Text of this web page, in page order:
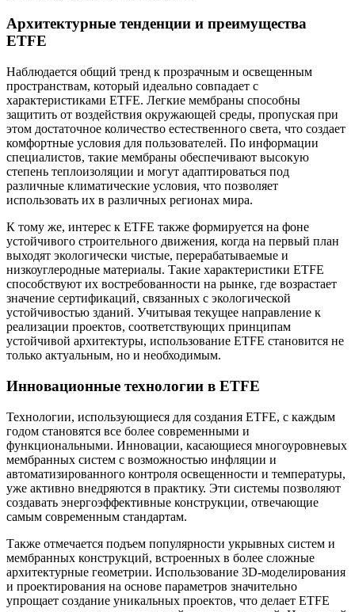
Архитектурные тенденции и преимущества
ETFE
Наблюдается общий тренд к прозрачным и освещенным
пространствам, который идеально совпадает с
характеристиками ETFE. Легкие мембраны способны
защитить от воздействия окружающей среды, пропуская при
этом достаточное количество естественного света, что создает
комфортные условия для пользователей. По информации
специалистов, такие мембраны обеспечивают высокую
степень теплоизоляции и могут адаптироваться под
различные климатические условия, что позволяет
использовать их в различных регионах мира.
К тому же, интерес к ETFE также формируется на фоне
устойчивого строительного движения, когда на первый план
выходят экологически чистые, перерабатываемые и
низкоуглеродные материалы. Такие характеристики ETFE
способствуют их востребованности на рынке, где возрастает
значение сертификаций, связанных с экологической
устойчивостью зданий. Учитывая текущее направление к
реализации проектов, соответствующих принципам
устойчивой архитектуры, использование ETFE становится не
только актуальным, но и необходимым.
Инновационные технологии в ETFE
Технологии, использующиеся для создания ETFE, с каждым
годом становятся все более современными и
функциональными. Инновации, касающиеся многоуровневых
мембранных систем с возможностью инфляции и
автоматизированного контроля освещенности и температуры,
уже активно внедряются в практику. Эти системы позволяют
создавать энергоэффективные конструкции, отвечающие
самым современным стандартам.
Также отмечается подъем популярности укрывных систем и
мембранных конструкций, встроенных в более сложные
архитектурные геометрии. Использование 3D-моделирования
и проектирования на основе параметров значительно
упрощает создание уникальных проектов, что делает ETFE